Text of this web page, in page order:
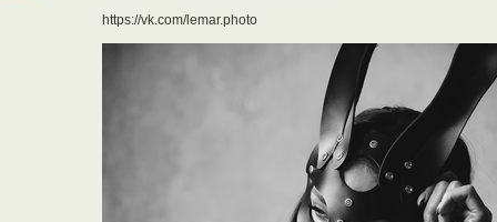
https://vk.com/lemar.photo